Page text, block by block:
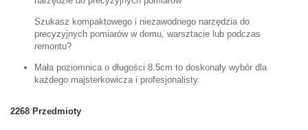
Szukasz kompaktowego i niezawodnego narzędzia do
precyzyjnych pomiarów w domu, warsztacie lub podczas
remontu?
Mała poziomnica o długości 8.5cm to doskonały wybór dla
każdego majsterkowicza i profesjonalisty.
2268 Przedmioty